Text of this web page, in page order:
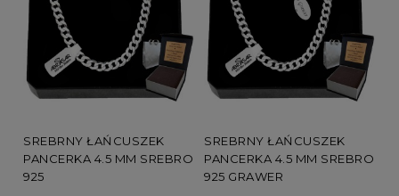
SREBRNY ŁAŃCUSZEK
PANCERKA 4.5 MM SREBRO
925
SREBRNY ŁAŃCUSZEK
PANCERKA 4.5 MM SREBRO
925 GRAWER